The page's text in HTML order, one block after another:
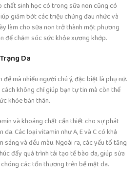
chất sinh học có trong sữa non cũng có
giảm bớt các triệu chứng đau nhức và
làm cho sữa non trở thành một phương
để chăm sóc sức khỏe xương khớp.
Da
mà nhiều người chú ý, đặc biệt là phụ nữ.
không chỉ giúp bạn tự tin mà còn thể
khỏe bản thân.
và khoáng chất cần thiết cho sự phát
Các loại vitamin như A, E và C có khả
sáng và đều màu. Ngoài ra, các yếu tố tăng
đẩy quá trình tái tạo tế bào da, giúp sửa
chóng các tổn thương trên bề mặt da.